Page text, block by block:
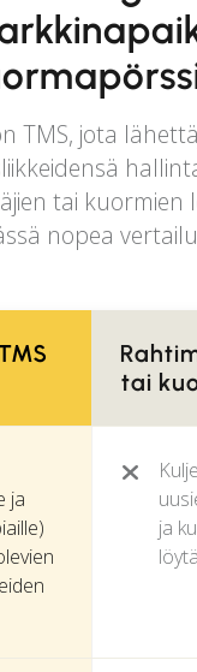
TMS, jota
tai kuormien
nopea
tai
ja
ja